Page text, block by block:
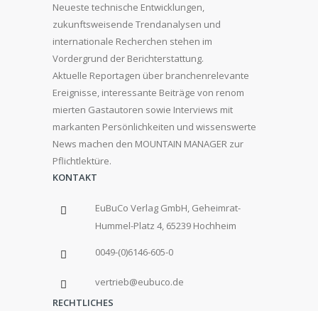
Neueste technische Entwicklungen,
zukunftsweisende Trendanalysen und
internationale Recherchen stehen im
Vordergrund der Berichterstattung.
Aktuelle Reportagen über branchenrelevante
Ereignisse, interessante Beiträge von renom
mierten Gastautoren sowie Interviews mit
markanten Persönlichkeiten und wissenswerte
News machen den MOUNTAIN MANAGER zur
Pflichtlektüre.
KONTAKT
EuBuCo Verlag GmbH, Geheimrat-
Hummel-Platz 4, 65239 Hochheim
0049-(0)6146-605-0
vertrieb@eubuco.de
RECHTLICHES